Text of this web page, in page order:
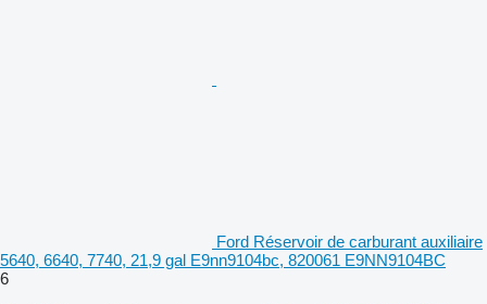
Ford Réservoir de carburant auxiliaire
5640, 6640, 7740, 21,9 gal E9nn9104bc, 820061 E9NN9104BC
6